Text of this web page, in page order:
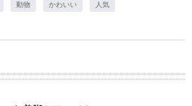
動物 かわいい 人気